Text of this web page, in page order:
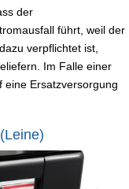
der
führt, weil der
verpflichtet ist,
Im Falle einer
eine Ersatzversorgung